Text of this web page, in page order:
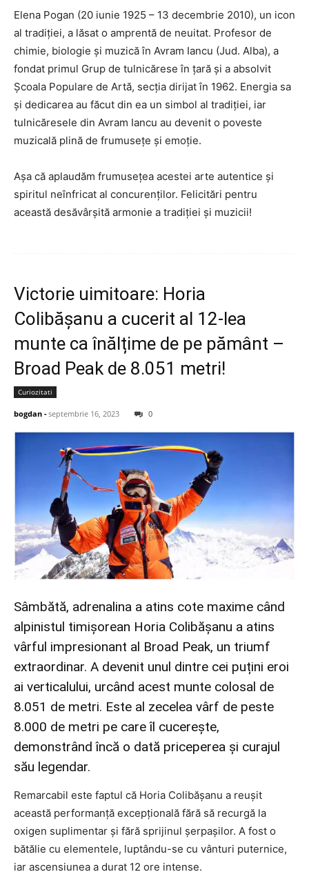
Elena Pogan (20 iunie 1925 – 13 decembrie 2010), un icon
al tradiției, a lăsat o amprentă de neuitat. Profesor de
chimie, biologie și muzică în Avram Iancu (Jud. Alba), a
fondat primul Grup de tulnicărese în țară și a absolvit
Școala Populare de Artă, secția dirijat în 1962. Energia sa
și dedicarea au făcut din ea un simbol al tradiției, iar
tulnicăresele din Avram Iancu au devenit o poveste
muzicală plină de frumusețe și emoție.
Așa că aplaudăm frumusețea acestei arte autentice și
spiritul neînfricat al concurenților. Felicitări pentru
această desăvârșită armonie a tradiției și muzicii!
Victorie uimitoare: Horia
Colibășanu a cucerit al 12-lea
munte ca înălțime de pe pământ –
Broad Peak de 8.051 metri!
Curiozitati
bogdan -septembrie 16, 2023 0
Sâmbătă, adrenalina a atins cote maxime când
alpinistul timișorean Horia Colibășanu a atins
vârful impresionant al Broad Peak, un triumf
extraordinar. A devenit unul dintre cei puțini eroi
ai verticalului, urcând acest munte colosal de
8.051 de metri. Este al zecelea vârf de peste
8.000 de metri pe care îl cucerește,
demonstrând încă o dată priceperea și curajul
său legendar.
Remarcabil este faptul că Horia Colibășanu a reușit
această performanță excepțională fără să recurgă la
oxigen suplimentar și fără sprijinul șerpașilor. A fost o
bătălie cu elementele, luptându-se cu vânturi puternice,
iar ascensiunea a durat 12 ore intense.